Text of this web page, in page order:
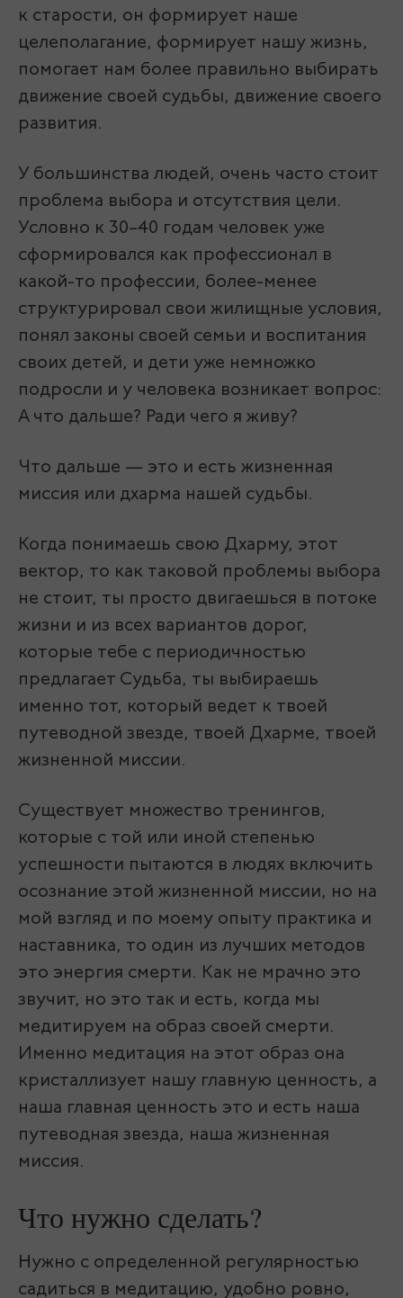
к старости, он формирует наше
целеполагание, формирует нашу жизнь,
помогает нам более правильно выбирать
движение своей судьбы, движение своего
развития.
У большинства людей, очень часто стоит
проблема выбора и отсутствия цели.
Условно к 30–40 годам человек уже
сформировался как профессионал в
какой-то профессии, более-менее
структурировал свои жилищные условия,
понял законы своей семьи и воспитания
своих детей, и дети уже немножко
подросли и у человека возникает вопрос:
А что дальше? Ради чего я живу?
Что дальше — это и есть жизненная
миссия или дхарма нашей судьбы.
Когда понимаешь свою Дхарму, этот
вектор, то как таковой проблемы выбора
не стоит, ты просто двигаешься в потоке
жизни и из всех вариантов дорог,
которые тебе с периодичностью
предлагает Судьба, ты выбираешь
именно тот, который ведет к твоей
путеводной звезде, твоей Дхарме, твоей
жизненной миссии.
Существует множество тренингов,
которые с той или иной степенью
успешности пытаются в людях включить
осознание этой жизненной миссии, но на
мой взгляд и по моему опыту практика и
наставника, то один из лучших методов
это энергия смерти. Как не мрачно это
звучит, но это так и есть, когда мы
медитируем на образ своей смерти.
Именно медитация на этот образ она
кристаллизует нашу главную ценность, а
наша главная ценность это и есть наша
путеводная звезда, наша жизненная
миссия.
Что нужно сделать?
Нужно с определенной регулярностью
садиться в медитацию, удобно ровно,